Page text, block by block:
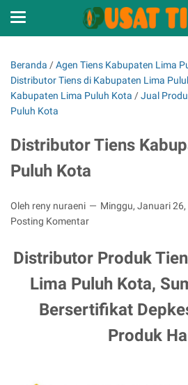
Beranda /Agen Tiens Kabupaten Lima
Distributor Tiens di Kabupaten Lima
Kabupaten Lima Puluh Kota /Jual
Puluh Kota
Distributor Tiens
Puluh Kota
Oleh reny nuraeni
Minggu, Januari 26,
Posting Komentar
Distributor Produk
Lima Puluh Kota,
Bersertifikat
Produk